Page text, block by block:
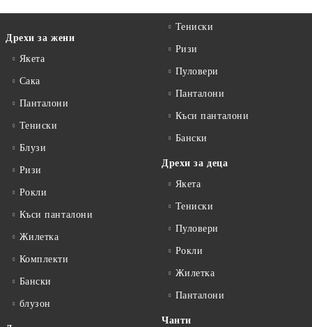
Дрехи за жени
Якета
Сакa
Панталони
Тениски
Блузи
Ризи
Рокли
Къси панталони
Жилетка
Комплекти
Бански
блузон
Тениски
Ризи
Пуловери
Панталони
Къси панталони
Бански
Дрехи за деца
Якета
Тениски
Пуловери
Рокли
Жилетка
Панталони
Чанти